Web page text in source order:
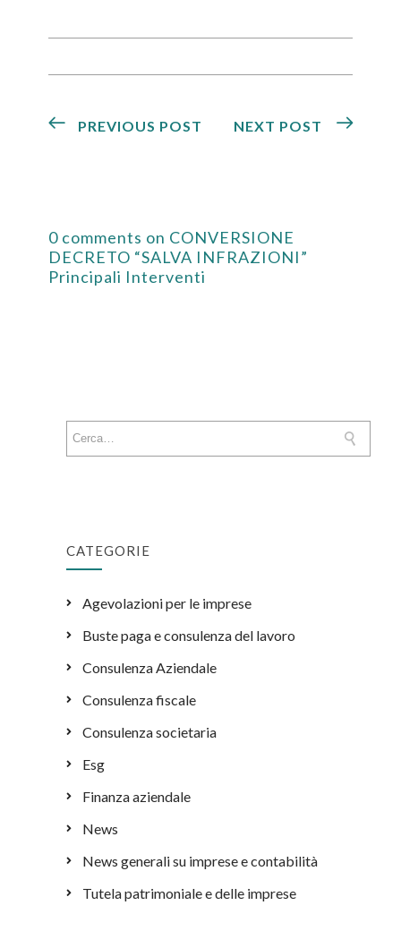
PREVIOUS POST NEXT POST
0 comments on CONVERSIONE
DECRETO “SALVA INFRAZIONI”
Principali Interventi
CATEGORIE
Agevolazioni per le imprese
Buste paga e consulenza del lavoro
Consulenza Aziendale
Consulenza fiscale
Consulenza societaria
Esg
Finanza aziendale
News
News generali su imprese e contabilità
Tutela patrimoniale e delle imprese